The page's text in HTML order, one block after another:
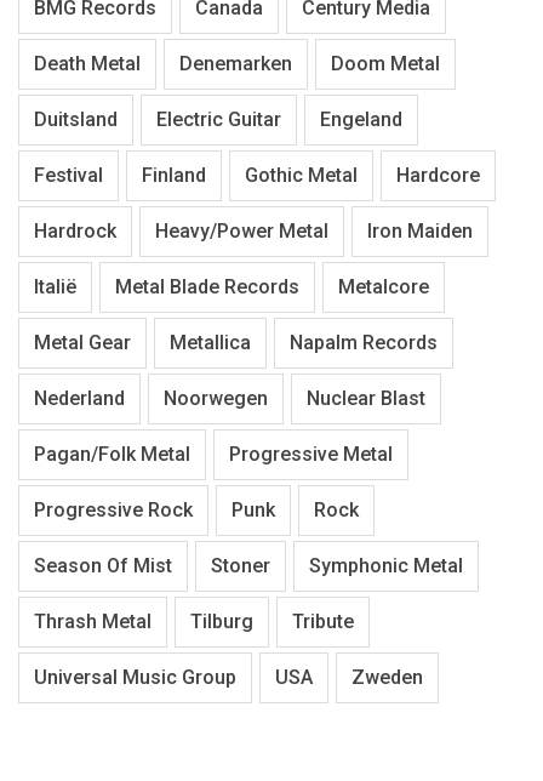
BMG Records Canada Century Media
Death Metal Denemarken Doom Metal
Duitsland Electric Guitar Engeland
Festival Finland Gothic Metal Hardcore
Hardrock Heavy/Power Metal Iron Maiden
Italië Metal Blade Records Metalcore
Metal Gear Metallica Napalm Records
Nederland Noorwegen Nuclear Blast
Pagan/Folk Metal Progressive Metal
Progressive Rock Punk Rock
Season Of Mist Stoner Symphonic Metal
Thrash Metal Tilburg Tribute
Universal Music Group USA Zweden